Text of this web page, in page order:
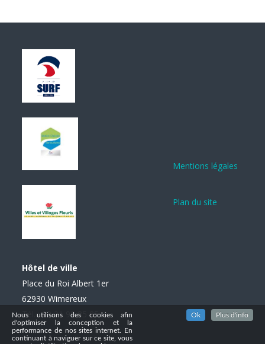
Hôtel de ville
Place du Roi Albert 1er
62930 Wimereux
Tél. : 03 21 99 85 85
Mentions légales
Plan du site
Nous utilisons des cookies afin
d'optimiser la conception et la
performance de nos sites internet. En
continuant à naviguer sur ce site, vous
Ok Plus d'info